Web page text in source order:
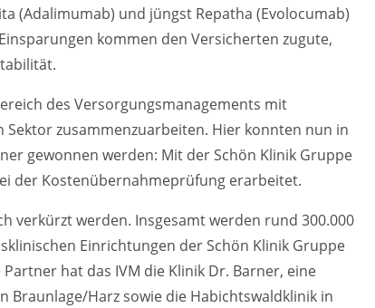
(Adalimumab) und jüngst Repatha (Evolocumab)
kommen den Versicherten zugute,
des Versorgungsmanagements mit
zusammenzuarbeiten. Hier konnten nun in
gewonnen werden: Mit der Schön Klinik Gruppe
der Kostenübernahmeprüfung erarbeitet.
verkürzt werden. Insgesamt werden rund 300.000
Einrichtungen der Schön Klinik Gruppe
hat das IVM die Klinik Dr. Barner, eine
Braunlage/Harz sowie die Habichtswaldklinik in